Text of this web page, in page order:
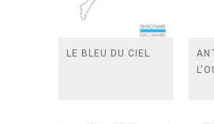
LE BLEU DU CIEL